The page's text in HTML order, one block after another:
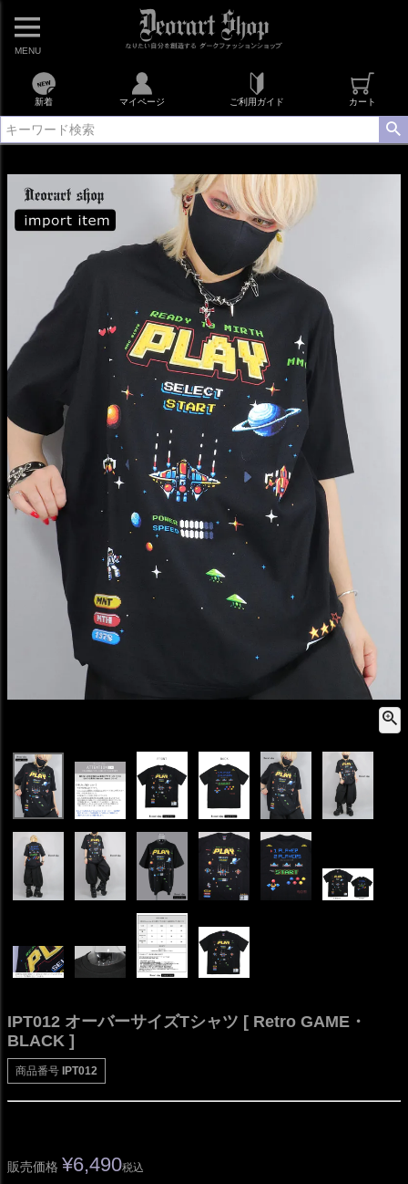
MENU
新着 マイページ ご利用ガイド カート
IPT012 オーバーサイズTシャツ [ Retro GAME・
BLACK ]
商品番号 IPT012
販売価格 ¥6,490税込